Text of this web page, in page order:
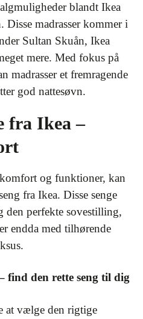
blandt Ikea
Disse madrasser kommer i
Sultan Skuån, Ikea
mere. Med fokus på
madrasser et fremragende
god nattesøvn.
fra Ikea –
og funktioner, kan
fra Ikea. Disse senge
den perfekte sovestilling,
endda med tilhørende
find den rette seng til dig
at vælge den rigtige